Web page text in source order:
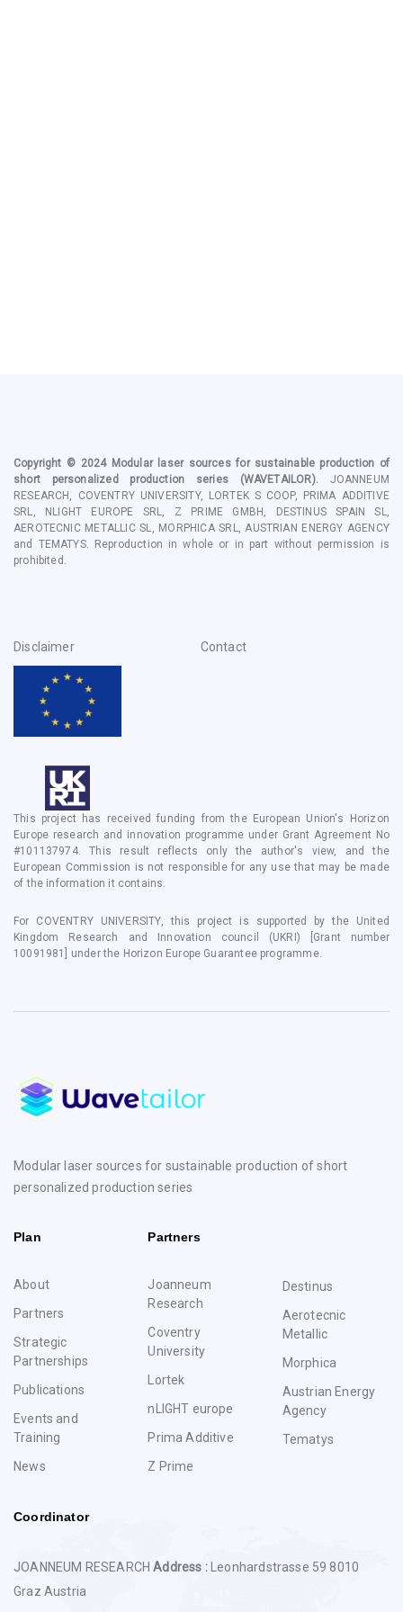
Copyright © 2024 Modular laser sources for sustainable production of
short personalized production series(WAVETAILOR).
JOANNEUM
RESEARCH, COVENTRY UNIVERSITY, LORTEK S COOP, PRIMA ADDITIVE
SRL, NLIGHT EUROPE SRL, Z PRIME GMBH, DESTINUS SPAIN SL,
AEROTECNIC METALLIC SL, MORPHICA SRL, AUSTRIAN ENERGY AGENCY
and TEMATYS. Reproduction in whole or in part without permission is
prohibited.
Disclaimer Contact
This project has received funding from the European Union's Horizon
Europe research and innovation programme under Grant Agreement No
#101137974. This result reflects only the author's view, and the
European Commission is not responsible for any use that may be made
of the information it contains.
For COVENTRY UNIVERSITY, this project is supported by the United
Kingdom Research and Innovation council (UKRI) [Grant number
10091981] under the Horizon Europe Guarantee programme.
Modular laser sources for sustainable production of short
personalized production series
Plan
About
Partners
Strategic
Partnerships
Publications
Events and
Training
News
Partners
Joanneum
Research
Coventry
University
Lortek
nLIGHT europe
Prima Additive
Z Prime
Destinus
Aerotecnic
Metallic
Morphica
Austrian Energy
Agency
Tematys
Coordinator
JOANNEUM RESEARCHAddress : Leonhardstrasse 59 8010
Graz Austria